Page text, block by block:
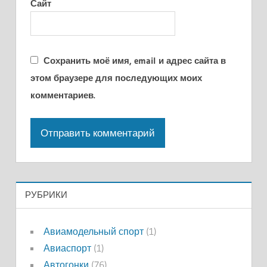
Сайт
Сохранить моё имя, email и адрес сайта в
этом браузере для последующих моих
комментариев.
РУБРИКИ
Авиамодельный спорт(1)
Авиаспорт(1)
Автогонки (76)